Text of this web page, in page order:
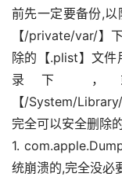
成
功
案
例
技
术
资
前先一定要备份,
【/private/var/】
除的【.plist】文件
录下 ，
【/System/
完全可以安全删除
1.
统崩溃的,完全没必